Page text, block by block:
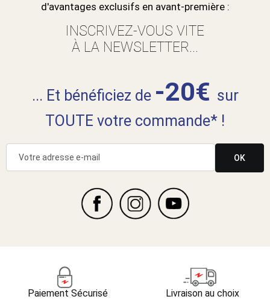
d'avantages exclusifs en avant-première :
INSCRIVEZ-VOUS VITE
À LA NEWSLETTER...
... Et bénéficiez de -20€ sur
TOUTE votre commande* !
OK
Paiement Sécurisé Livraison au choix